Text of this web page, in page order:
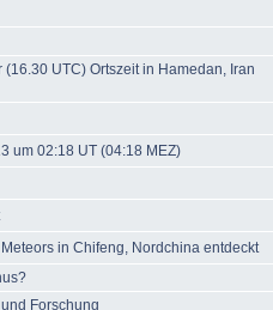
UTC) Ortszeit in Hamedan, Iran
um 02:18 UT (04:18 MEZ)
in Chifeng, Nordchina entdeckt
Forschung